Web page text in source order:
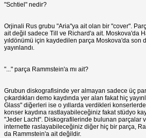
"Schtiel" nedir?
Orjinali Rus grubu "Aria"ya ait olan bir "cover".
ait değil sadece Till ve Richard'a ait. Moskova'da
yıldönümü için kaydedilen parça Moskova'da son
yayınlandı.
"..." parça Rammstein'a mı ait?
Grubun diskografisinde yer almayan sadece üç
çıkardıkları demo kaydında yer alan fakat hiç
Glass" diğerleri ise o yıllarda verdikleri
konser kaydına rastlayabileceğiniz fakat stüdyo
"Jeder Lacht". Diskografilerinde bulunan parçalar
internette raslayabileceğiniz diğer hiç bir parça,
da Rammstein'a ait değildir.